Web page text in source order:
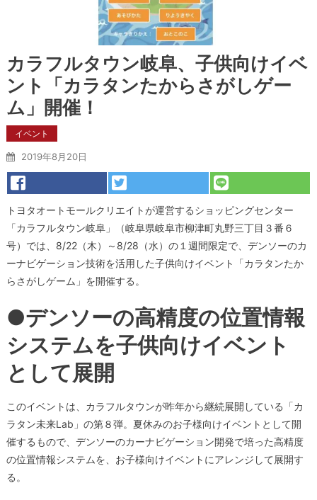
カラフルタウン岐阜、子供向けイベ
ント「カラタンたからさがしゲー
ム」開催！
イベント
2019年8月20日
トヨタオートモールクリエイトが運営するショッピングセンター
「カラフルタウン岐阜」（岐阜県岐阜市柳津町丸野三丁目３番６
号）では、8/22（木）～8/28（水）の１週間限定で、デンソーのカ
ーナビゲーション技術を活用した子供向けイベント「カラタンたか
らさがしゲーム」を開催する。
●デンソーの高精度の位置情報
システムを子供向けイベント
として展開
このイベントは、カラフルタウンが昨年から継続展開している「カ
ラタン未来Lab」の第８弾。夏休みのお子様向けイベントとして開
催するもので、デンソーのカーナビゲーション開発で培った高精度
の位置情報システムを、お子様向けイベントにアレンジして展開す
る。